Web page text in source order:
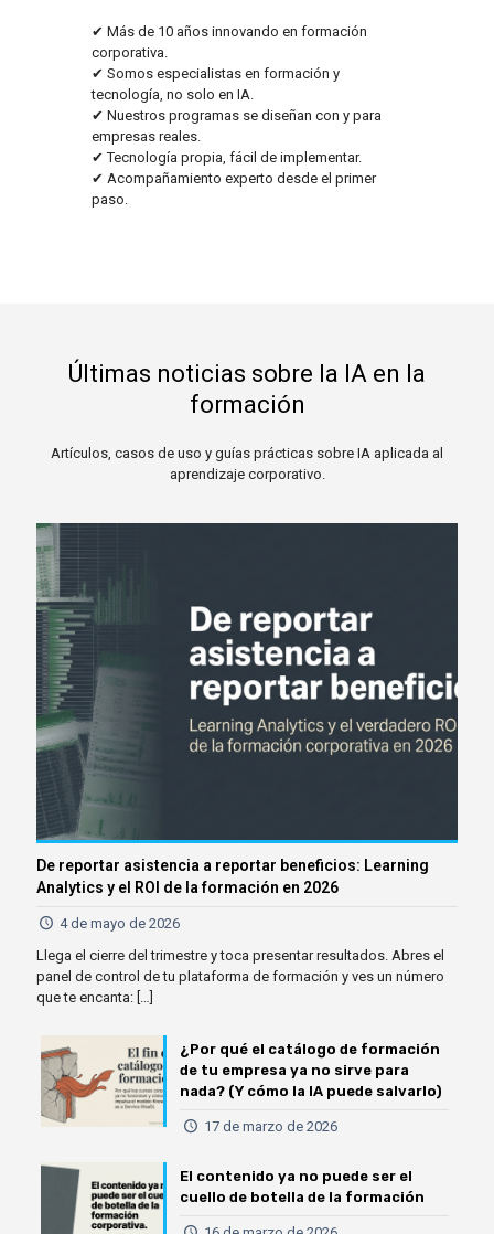
✔ Más de 10 años innovando en formación
corporativa.
✔ Somos especialistas en formación y
tecnología, no solo en IA.
✔ Nuestros programas se diseñan con y para
empresas reales.
✔ Tecnología propia, fácil de implementar.
✔ Acompañamiento experto desde el primer
paso.
Últimas noticias sobre la IA en la
formación
Artículos, casos de uso y guías prácticas sobre IA aplicada al
aprendizaje corporativo.
De reportar asistencia a reportar beneficios: Learning
Analytics y el ROI de la formación en 2026
4 de mayo de 2026
Llega el cierre del trimestre y toca presentar resultados. Abres el
panel de control de tu plataforma de formación y ves un número
que te encanta: […]
¿Por qué el catálogo de formación
de tu empresa ya no sirve para
nada? (Y cómo la IA puede salvarlo)
17 de marzo de 2026
El contenido ya no puede ser el
cuello de botella de la formación